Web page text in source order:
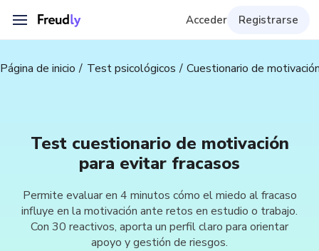
Acceder Registrarse
Página de inicio Test psicológicos Cuestionario de
Test cuestionario de motivación
para evitar fracasos
Permite evaluar en 4 minutos cómo el miedo al fracaso
influye en la motivación ante retos en estudio o trabajo.
Con 30 reactivos, aporta un perfil claro para orientar
apoyo y gestión de riesgos.